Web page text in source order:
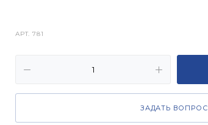
АРТ.781
ЗАДАТЬ ВОПРОС